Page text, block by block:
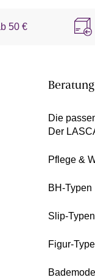
50 €
Beratung
Die
Der
Pflege &
BH-Typen
Slip-Typen
Figur-